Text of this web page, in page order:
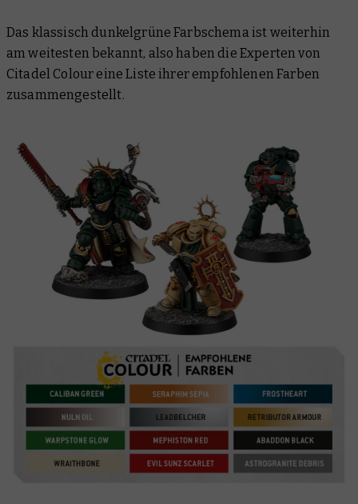
Das klassisch dunkelgrüne Farbschema ist weiterhin
am weitesten bekannt, also haben die Experten von
Citadel Colour eine Liste ihrer empfohlenen Farben
zusammengestellt.